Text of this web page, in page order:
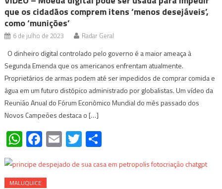
que os cidadãos comprem itens ‘menos desejáveis’,
como ‘munições’
6 de julho de 2023 Radar Geral
O dinheiro digital controlado pelo governo é a maior ameaça à
Segunda Emenda que os americanos enfrentam atualmente.
Proprietários de armas podem até ser impedidos de comprar comida e
água em um futuro distópico administrado por globalistas. Um vídeo da
Reunião Anual do Fórum Econômico Mundial do mês passado dos
Novos Campeões destaca o […]
WhatsApp
Facebook
EmailTwitter
MALUQUICE